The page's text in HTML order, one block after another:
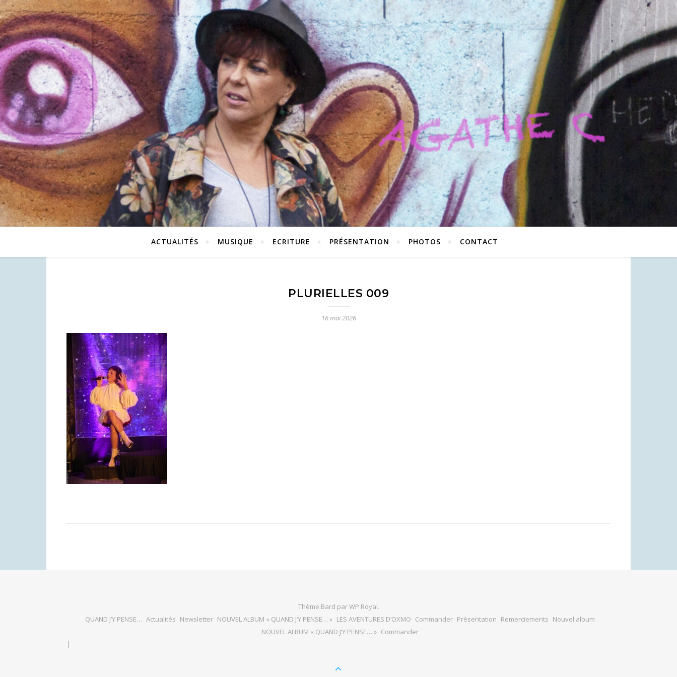
ACTUALITÉS MUSIQUE ECRITURE PRÉSENTATION PHOTOS CONTACT
PLURIELLES 009
16 mai 2026
Thème Bard parWP Royal.
QUAND J’Y PENSE… Actualités Newsletter NOUVEL ALBUM « QUAND J’Y PENSE… » LES AVENTURES D’OXMO Commander Présentation Remerciements Nouvel album
NOUVEL ALBUM « QUAND J’Y PENSE… » Commander